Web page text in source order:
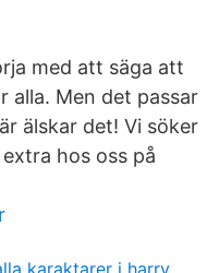
med att säga att
alla. Men det passar
älskar det! Vi söker
hos oss på
karaktarer i harry